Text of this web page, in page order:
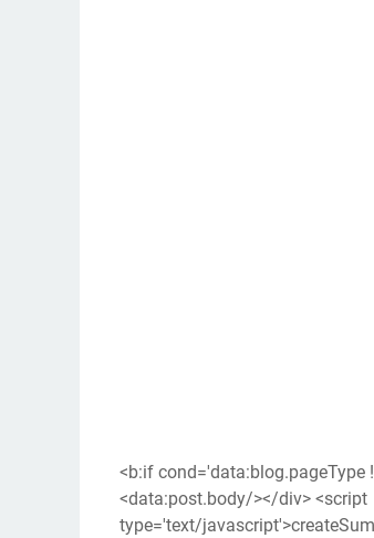
<b:if cond='data:blog.pageType
<data:post.body/></div> <script
type='text/